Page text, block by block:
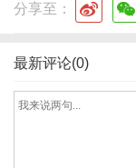
分享至：
最新评论(0)